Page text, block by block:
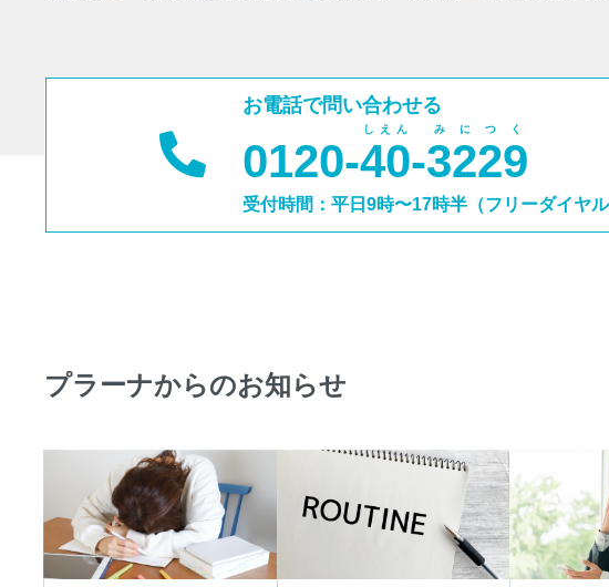
お電話で問い合わせる
0120-40
しえん
-3229
みにつく
受付時間：平日9時〜17時半（フリーダイヤル
プラーナからのお知らせ